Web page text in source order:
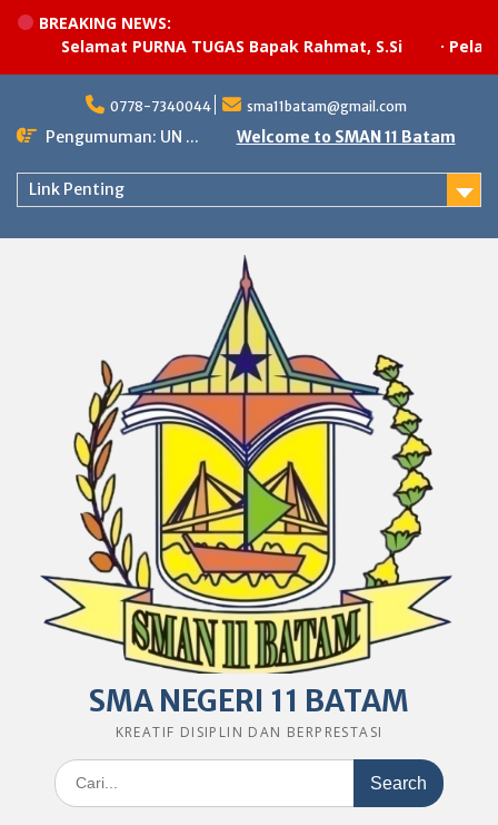
BREAKING NEWS:
Selamat PURNA TUGAS Bapak Rahmat, S.Si
content
0778-7340044 sma11batam@gmail.com
Pengumuman: UN ... Welcome to SMAN 11 Batam
Link Penting
SMA NEGERI 11 BATAM
KREATIF DISIPLIN DAN BERPRESTASI
Search
for: